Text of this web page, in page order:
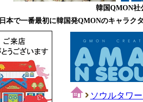
韓国QMON社
日本で一番最初に韓国発QMONのキャラク
ソウルタワ